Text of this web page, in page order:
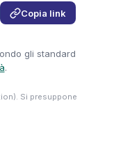
Copia link
gli standard
.
Si presuppone